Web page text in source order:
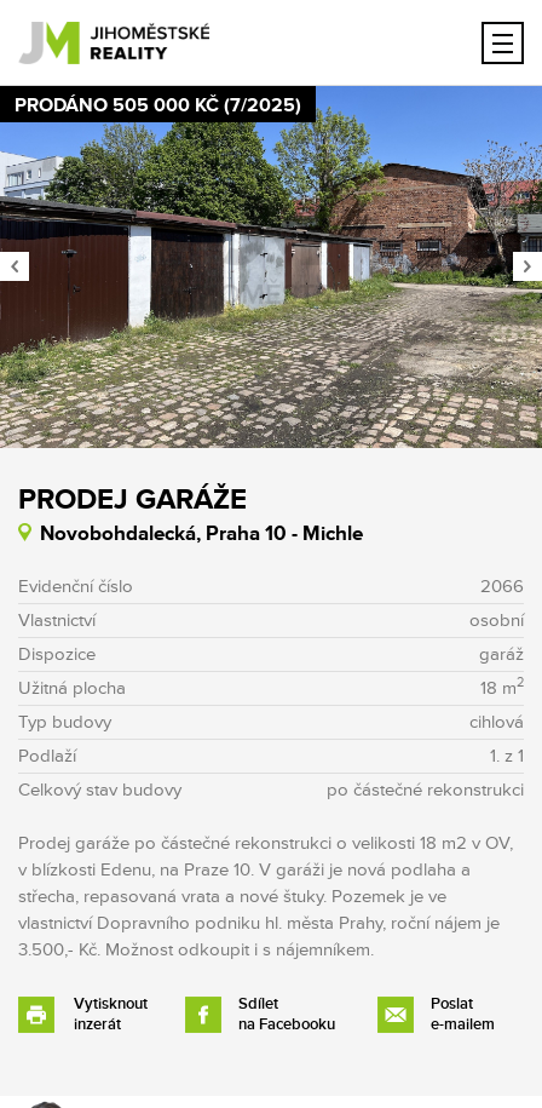
PRODÁNO 505 000 KČ (7/2025)
Previous
PRODEJ GARÁŽE
Novobohdalecká, Praha 10 - Michle
Evidenční číslo
2066
Vlastnictví
osobní
Dispozice
garáž
Užitná plocha
18 m2
Typ budovy
cihlová
Podlaží
1. z 1
Celkový stav budovy
po částečné rekonstrukci
Prodej garáže po částečné rekonstrukci o velikosti 18 m2 v OV,
v blízkosti Edenu, na Praze 10. V garáži je nová podlaha a
střecha, repasovaná vrata a nové štuky. Pozemek je ve
vlastnictví Dopravního podniku hl. města Prahy, roční nájem je
3.500,- Kč. Možnost odkoupit i s nájemníkem.
Vytisknout
inzerát
Sdílet
na Facebooku
Poslat
e-mailem